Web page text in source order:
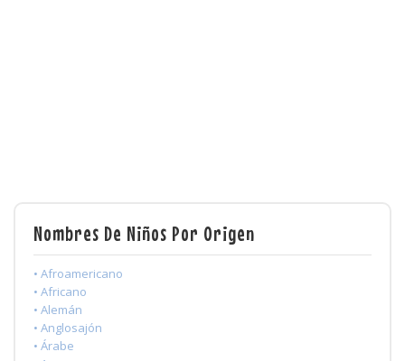
Nombres De Niños Por Origen
• Afroamericano
• Africano
• Alemán
• Anglosajón
• Árabe